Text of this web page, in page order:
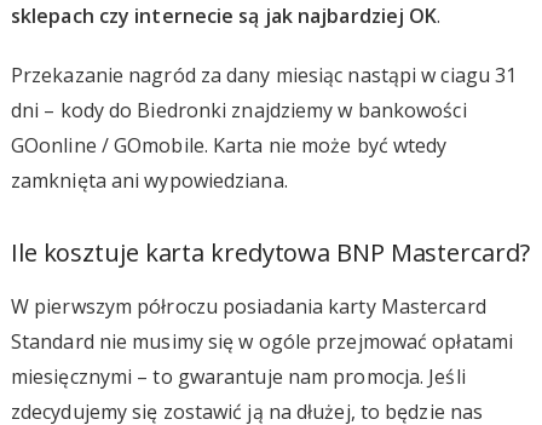
sklepach czy internecie są jak najbardziej OK.
Przekazanie nagród za dany miesiąc nastąpi w ciagu 31
dni – kody do Biedronki znajdziemy w bankowości
GOonline / GOmobile. Karta nie może być wtedy
zamknięta ani wypowiedziana.
Ile kosztuje karta kredytowa BNP Mastercard?
W pierwszym półroczu posiadania karty Mastercard
Standard nie musimy się w ogóle przejmować opłatami
miesięcznymi – to gwarantuje nam promocja. Jeśli
zdecydujemy się zostawić ją na dłużej, to będzie nas